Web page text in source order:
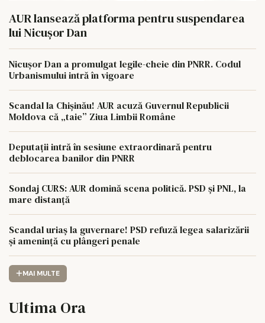
AUR lansează platforma pentru suspendarea
lui Nicușor Dan
Nicușor Dan a promulgat legile-cheie din PNRR. Codul
Urbanismului intră în vigoare
Scandal la Chișinău! AUR acuză Guvernul Republicii
Moldova că „taie” Ziua Limbii Române
Deputații intră în sesiune extraordinară pentru
deblocarea banilor din PNRR
Sondaj CURS: AUR domină scena politică. PSD și PNL, la
mare distanță
Scandal uriaș la guvernare! PSD refuză legea salarizării
și amenință cu plângeri penale
MAI MULTE
Ultima Ora